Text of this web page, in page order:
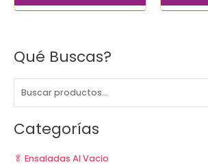
Qué Buscas?
B
c
a
p
Categorías
🥬 Ensaladas Al Vacio